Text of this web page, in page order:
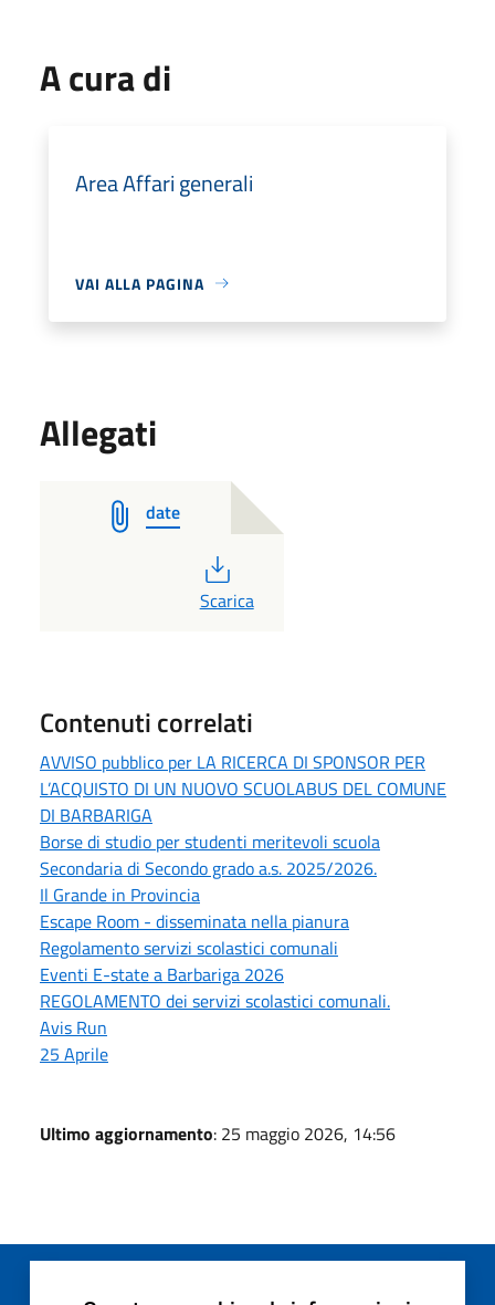
A cura di
Area Affari generali
VAI ALLA PAGINA
Allegati
date
PDF
Scarica
Contenuti correlati
AVVISO pubblico per LA RICERCA DI SPONSOR PER
L’ACQUISTO DI UN NUOVO SCUOLABUS DEL COMUNE
DI BARBARIGA
Borse di studio per studenti meritevoli scuola
Secondaria di Secondo grado a.s. 2025/2026.
Il Grande in Provincia
Escape Room - disseminata nella pianura
Regolamento servizi scolastici comunali
Eventi E-state a Barbariga 2026
REGOLAMENTO dei servizi scolastici comunali.
Avis Run
25 Aprile
Ultimo aggiornamento: 25 maggio 2026, 14:56